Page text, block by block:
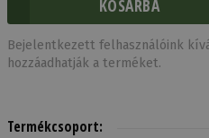
Bejelentkezett felhasználóink
hozzáadhatják a terméket.
Termékcsoport: